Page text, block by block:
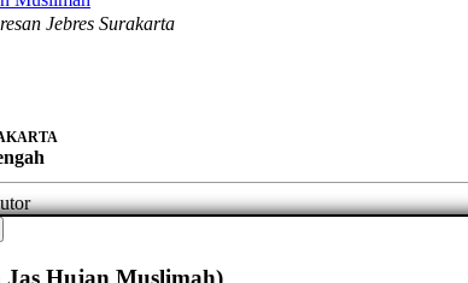
Jebres Surakarta
Jas Hujan Muslimah)